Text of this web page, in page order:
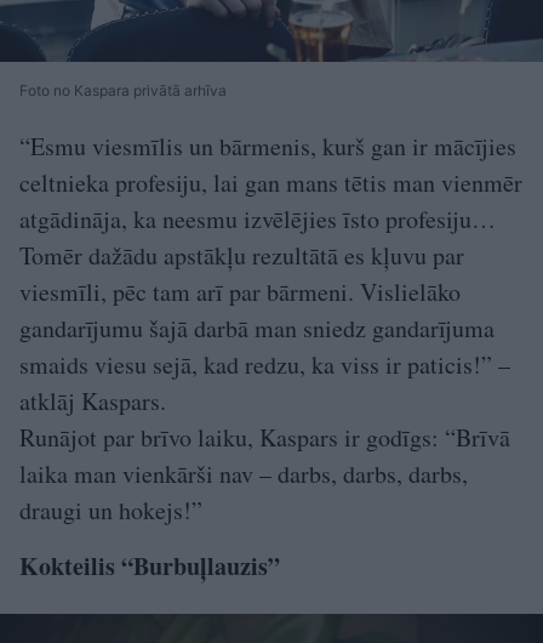
Foto no Kaspara privātā arhīva
“Esmu viesmīlis un bārmenis, kurš gan ir mācījies
celtnieka profesiju, lai gan mans tētis man vienmēr
atgādināja, ka neesmu izvēlējies īsto profesiju…
Tomēr dažādu apstākļu rezultātā es kļuvu par
viesmīli, pēc tam arī par bārmeni. Vislielāko
gandarījumu šajā darbā man sniedz gandarījuma
smaids viesu sejā, kad redzu, ka viss ir paticis!” –
atklāj Kaspars.
Runājot par brīvo laiku, Kaspars ir godīgs: “Brīvā
laika man vienkārši nav – darbs, darbs, darbs,
draugi un hokejs!”
Kokteilis “Burbuļlauzis”